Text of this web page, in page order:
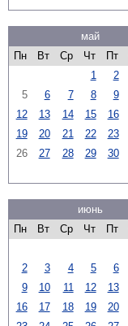
май
Пн
Вт Ср Чт Пт
1
2
5
6 7 8 9
12
13 14 15 16
19
20 21 22 23
26
27 28 29 30
июнь
Пн
Вт Ср Чт Пт
2
3 4 5 6
9
10 11 12 13
16
17 18 19 20